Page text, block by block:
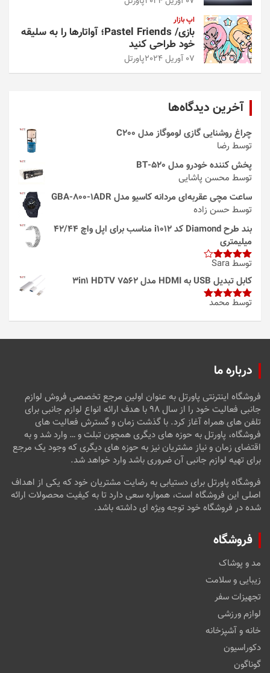
اپ بازار
بازی/ Pastel Friends؛ آواتارها را به سلیقه
خود طراحی کنید
07 آوریل 2024 پاورتل
آخرین دیدگاه‌ها
چراغ روشنایی گازی لوموگاز مدل C200
توسط رضا
پخش کننده خودرو مدل 520-BT
توسط محسن پاشایی
ساعت مچی عقربه‌ای مردانه کاسیو مدل GBA-800-1ADR
توسط حسن زاده
بند طرح Diamond کد i1012 مناسب برای اپل واچ 42/44
میلیمتری
امتیاز4
از 5
توسط Sara
کابل تبدیل USB به HDMI مدل 3in1 HDTV 7562
امتیاز5از
توسط محمد
درباره ما
فروشگاه اینترنتی پاورتل به عنوان اولین مرجع تخصصی فروش لوازم
جانبی فعالیت خود را از سال ۹۸ با هدف ارائه انواع لوازم جانبی برای
تلفن های همراه آغاز کرد. با گذشت زمان و گسترش فعالیت های
فروشگاه، پاورتل به حوزه های دیگری همچون تبلت و … وارد شد و به
اقتضای زمان و نیاز مشتریان نیز به حوزه های دیگری که وجود یک مرجع
برای تهیه لوازم جانبی آن ضروری باشد وارد خواهد شد.
فروشگاه پاورتل برای دستیابی به رضایت مشتریان خود که یکی از اهداف
اصلی این فروشگاه است، همواره سعی دارد تا به کیفیت محصولات ارائه
شده در فروشگاه خود توجه ویژه ای داشته باشد.
فروشگاه
مد و پوشاک
زیبایی و سلامت
تجهیزات سفر
لوازم ورزشی
خانه و آشپزخانه
دکوراسیون
گوناگون